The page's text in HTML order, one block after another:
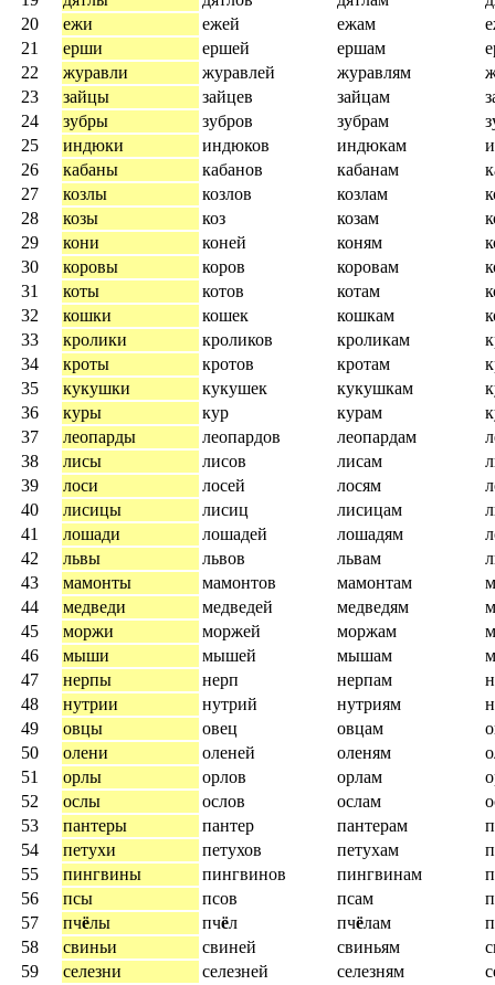
20
ежи ежей ежам
21
ерши ершей ершам
22
журавли журавлей журавлям
23
зайцы зайцев зайцам
24
зубры зубров зубрам
25
индюки индюков индюкам
26
кабаны кабанов кабанам
27
козлы козлов козлам
28
козы коз козам
29
кони коней коням
30
коровы коров коровам
31
коты котов котам
32
кошки кошек кошкам
33
кролики кроликов кроликам
34
кроты кротов кротам
35
кукушки кукушек кукушкам
36
куры кур курам
37
леопарды леопардов леопардам
38
лисы лисов лисам
39
лоси лосей лосям
40
лисицы лисиц лисицам
41
лошади лошадей лошадям
42
львы львов львам
43
мамонты мамонтов мамонтам
44
медведи медведей медведям
45
моржи моржей моржам
46
мыши мышей мышам
47
нерпы нерп нерпам
48
нутрии нутрий нутриям
49
овцы овец овцам
50
олени оленей оленям
51
орлы орлов орлам
52
ослы ослов ослам
53
пантеры пантер пантерам
54
петухи петухов петухам
55
пингвины пингвинов пингвинам
56
псы псов псам
57
пчёлы пчёл пчёлам
58
свиньи свиней свиньям
59
селезни селезней селезням